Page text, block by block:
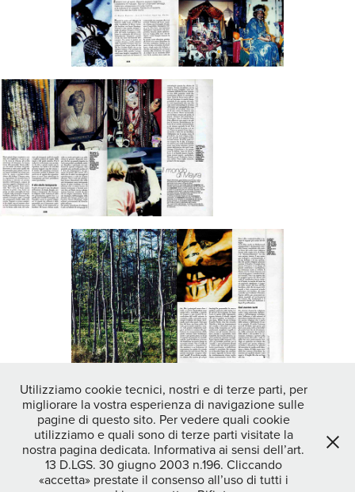
↑ Back to Top
STEFANO OPPO photographer|video maker - DOC CREATIVITY
MILANO SOC COOP - c.f./p.iva 04464170234 COD.SDI - SUBM70N
Utilizziamo cookie tecnici, nostri e di terze parti, per
migliorare la vostra esperienza di navigazione sulle
pagine di questo sito. Per vedere quali cookie
utilizziamo e quali sono di terze parti visitate la
nostra pagina dedicata. Informativa ai sensi dell’art.
13 D.LGS. 30 giugno 2003 n.196. Cliccando
«accetta» prestate il consenso all’uso di tutti i